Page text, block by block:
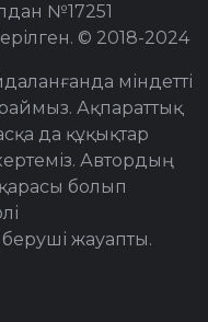
№17251
© 2018-2024
міндетті
Ақпараттық
да құқықтар
Автордың
болып
жауапты.